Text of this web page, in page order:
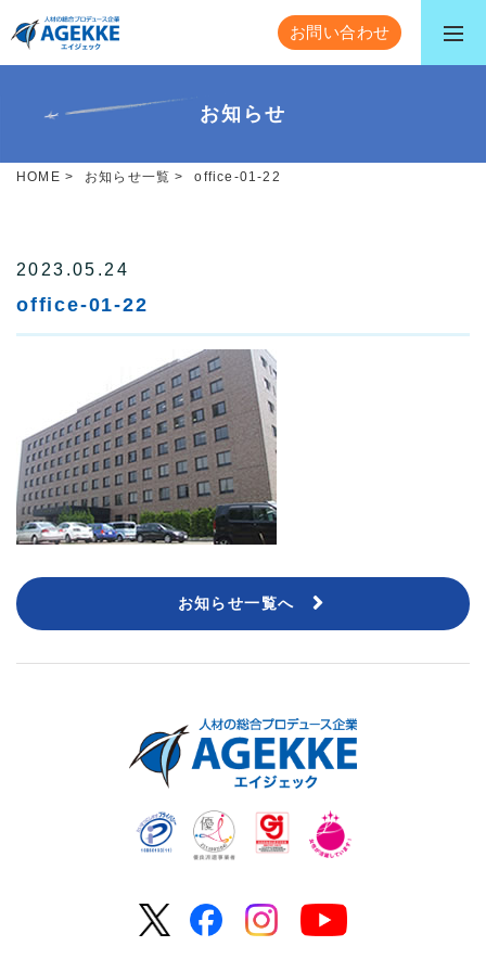
お問い合わせ
お知らせ
HOME > お知らせ一覧 > office-01-22
2023.05.24
office-01-22
お知らせ一覧へ